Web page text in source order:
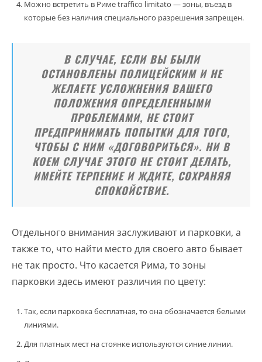
Можно встретить в Риме traffico limitato — зоны, въезд в
которые без наличия специального разрешения запрещен.
В СЛУЧАЕ, ЕСЛИ ВЫ БЫЛИ
ОСТАНОВЛЕНЫ ПОЛИЦЕЙСКИМ И НЕ
ЖЕЛАЕТЕ УСЛОЖНЕНИЯ ВАШЕГО
ПОЛОЖЕНИЯ ОПРЕДЕЛЕННЫМИ
ПРОБЛЕМАМИ, НЕ СТОИТ
ПРЕДПРИНИМАТЬ ПОПЫТКИ ДЛЯ ТОГО,
ЧТОБЫ С НИМ «ДОГОВОРИТЬСЯ». НИ В
КОЕМ СЛУЧАЕ ЭТОГО НЕ СТОИТ ДЕЛАТЬ,
ИМЕЙТЕ ТЕРПЕНИЕ И ЖДИТЕ, СОХРАНЯЯ
СПОКОЙСТВИЕ.
Отдельного внимания заслуживают и парковки, а
также то, что найти место для своего авто бывает
не так просто. Что касается Рима, то зоны
парковки здесь имеют различия по цвету:
Так, если парковка бесплатная, то она обозначается белыми
линиями.
Для платных мест на стоянке используются синие линии.